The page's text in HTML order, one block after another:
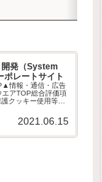
開発（System
レートサイト
情報・通信・広告
アTOP総合評価項
クッキー使用等の
トリンク付きが4割
2021.06.15